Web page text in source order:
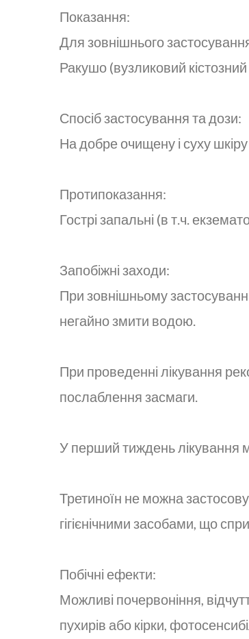
Показання:
Для зовнішнього
Ракушо (вузликовий
Спосіб застосування та дози:
На добре очищену і суху
Протипоказання:
Гострі запальні (в т.ч.
Запобіжні заходи:
При зовнішньому
негайно змити водою.
При проведенні лікування
послаблення засмаги.
У перший тиждень лікування
Третиноїн не можна
гігієнічними засобами, що
Побічні ефекти:
Можливі почервоніння,
пухирів або кірки,